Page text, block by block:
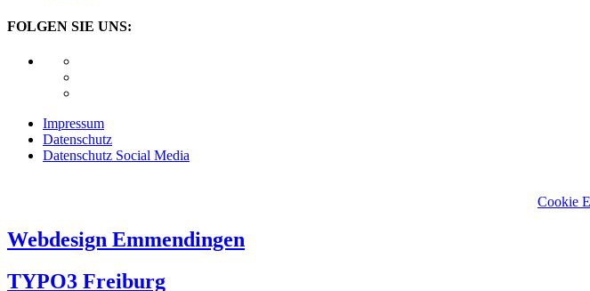
FOLGEN SIE UNS:
Impressum
Datenschutz
Datenschutz Social Media
Cookie
Webdesign Emmendingen
TYPO3 Freiburg